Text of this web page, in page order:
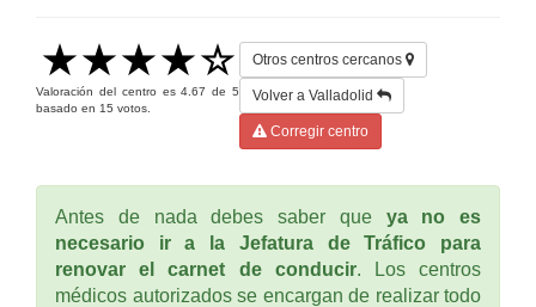
Valoración del centro es4.67 de5
basado en 15 votos.
Otros centros cercanos
Volver a Valladolid
Corregir centro
Antes de nada debes saber que ya no es
necesario ir a la Jefatura de Tráfico para
renovar el carnet de conducir. Los centros
médicos autorizados se encargan de realizar todo